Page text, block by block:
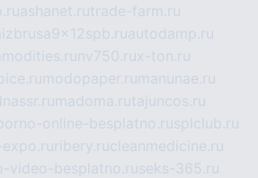
ashanet.rutrade-farm.ru
autodamp.ru
nv750.rux-ton.ru
modopaper.ru manunae.ru
madoma.rutajuncos.ru
online-besplatno.rusplclub.ru
ribery.rucleanmedicine.ru
video-besplatno.ruseks-365.ru